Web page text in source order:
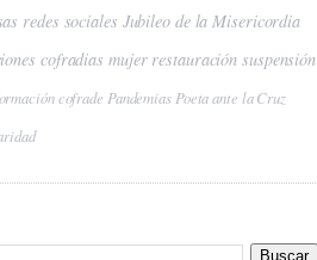
redes sociales Jubileo de la Misericordia
cofradias mujer restauración suspensión
cofrade Pandemias Poeta ante la Cruz